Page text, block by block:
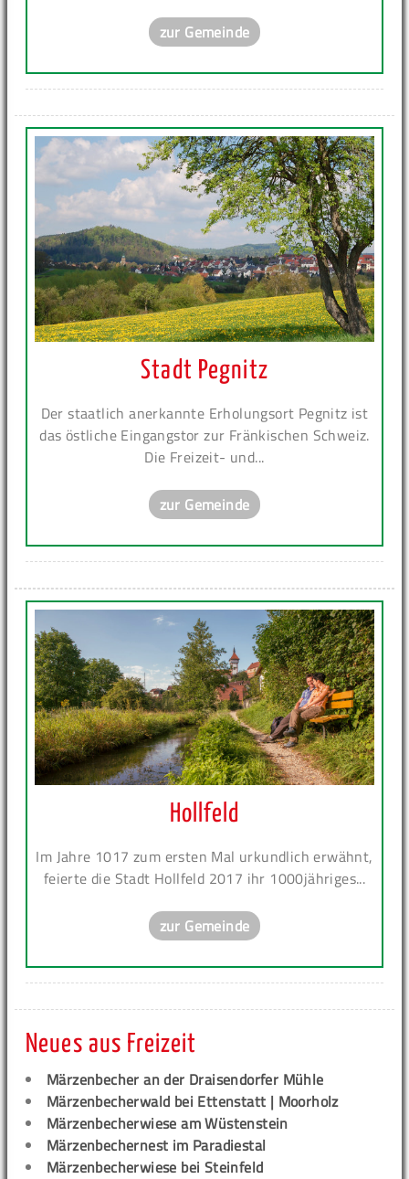
zur Gemeinde
Stadt Pegnitz
Der staatlich anerkannte Erholungsort Pegnitz ist
das östliche Eingangstor zur Fränkischen Schweiz.
Die Freizeit- und...
zur Gemeinde
Hollfeld
Im Jahre 1017 zum ersten Mal urkundlich erwähnt,
feierte die Stadt Hollfeld 2017 ihr 1000jähriges...
zur Gemeinde
Neues aus Freizeit
Märzenbecher an der Draisendorfer Mühle
Märzenbecherwald bei Ettenstatt | Moorholz
Märzenbecherwiese am Wüstenstein
Märzenbechernest im Paradiestal
Märzenbecherwiese bei Steinfeld